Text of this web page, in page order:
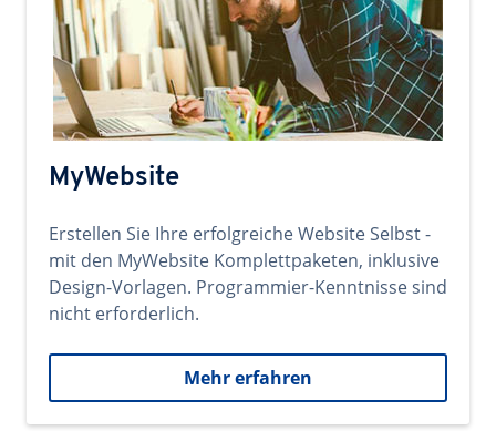
MyWebsite
Erstellen Sie Ihre erfolgreiche Website Selbst -
mit den MyWebsite Komplettpaketen, inklusive
Design-Vorlagen. Programmier-Kenntnisse sind
nicht erforderlich.
Mehr erfahren